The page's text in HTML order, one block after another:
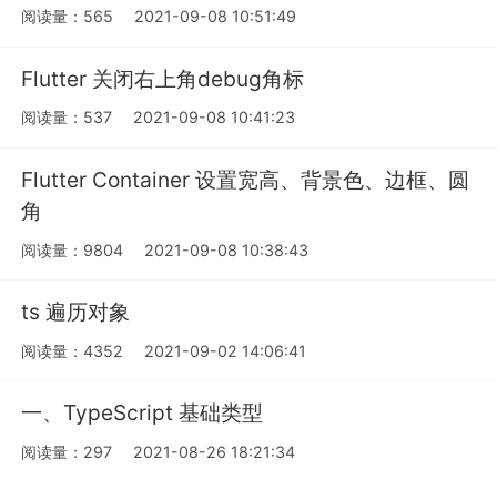
阅读量：565 2021-09-08 10:51:49
Flutter 关闭右上角debug角标
阅读量：537 2021-09-08 10:41:23
Flutter Container 设置宽高、背景色、边框、圆
角
阅读量：9804 2021-09-08 10:38:43
ts 遍历对象
阅读量：4352 2021-09-02 14:06:41
一、TypeScript 基础类型
阅读量：297 2021-08-26 18:21:34